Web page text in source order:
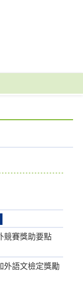
競賽獎助要點
外語文檢定獎勵